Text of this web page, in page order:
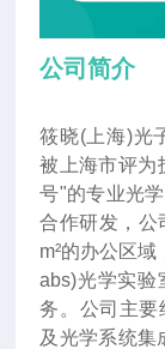
公司简介
筱晓(上海)光
被上海市评为
号"的专业光
合作研发，公
m²的办公区
abs)光学实验
务。公司主要
及光学系统集